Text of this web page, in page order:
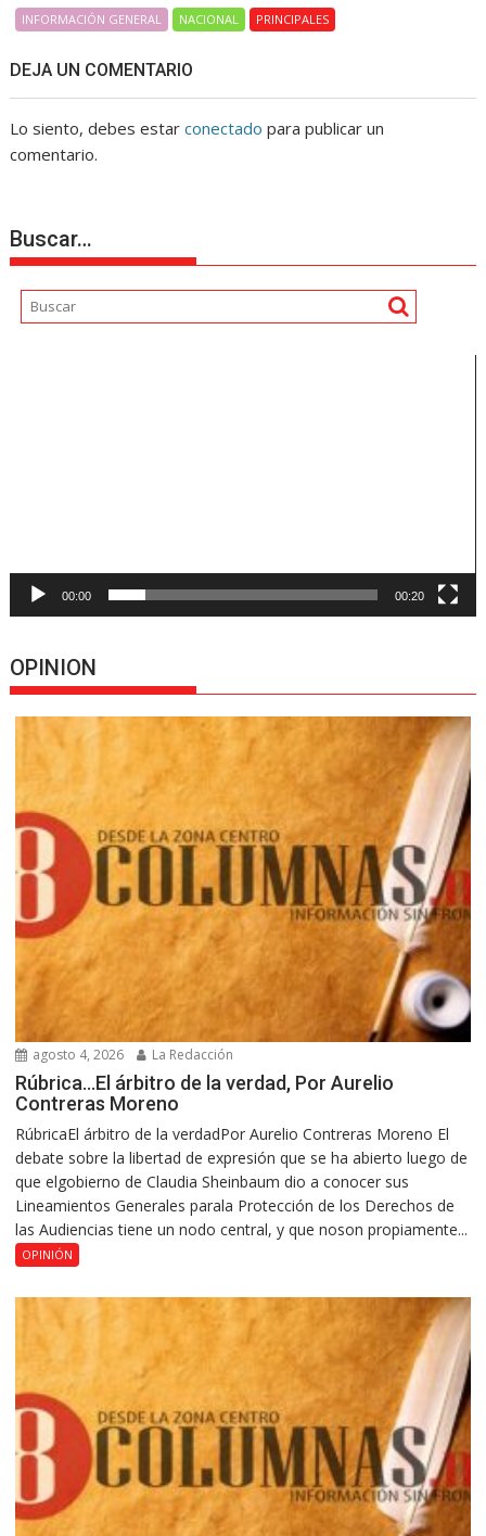
INFORMACIÓN GENERAL NACIONAL PRINCIPALES
DEJA UN COMENTARIO
Lo siento, debes estarconectado para publicar un
comentario.
Buscar…
00:00 00:20
OPINION
agosto 4, 2026 La Redacción
Rúbrica…El árbitro de la verdad, Por Aurelio
Contreras Moreno
RúbricaEl árbitro de la verdadPor Aurelio Contreras Moreno El
debate sobre la libertad de expresión que se ha abierto luego de
que elgobierno de Claudia Sheinbaum dio a conocer sus
Lineamientos Generales parala Protección de los Derechos de
las Audiencias tiene un nodo central, y que noson propiamente...
OPINIÓN